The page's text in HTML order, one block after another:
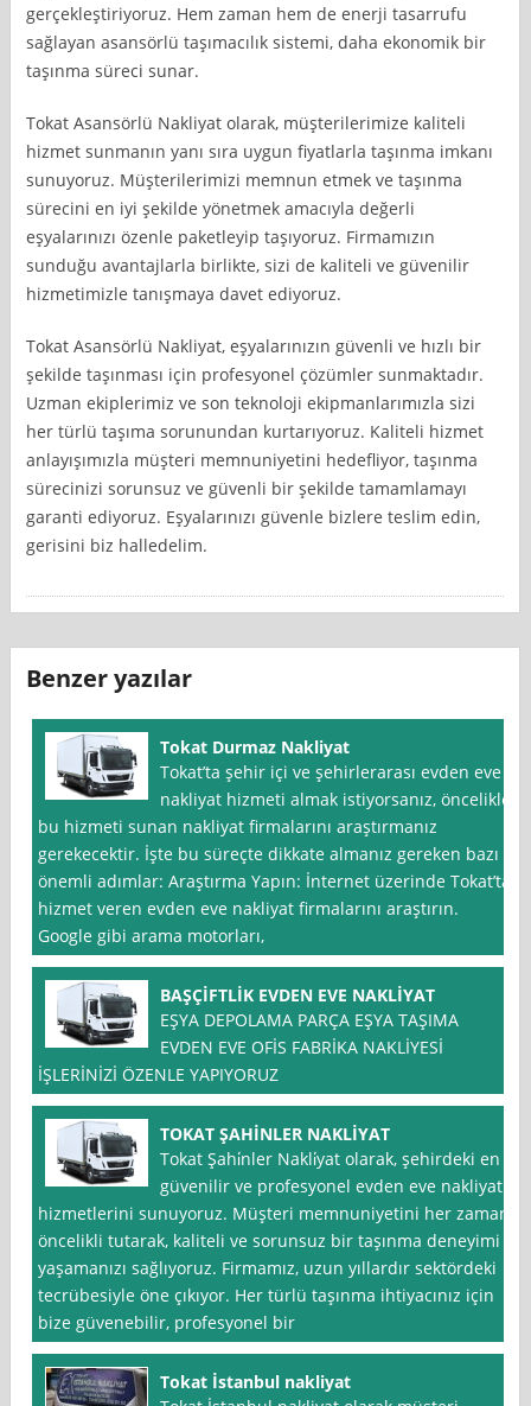
gerçekleştiriyoruz. Hem zaman hem de enerji tasarrufu
sağlayan asansörlü taşımacılık sistemi, daha ekonomik bir
taşınma süreci sunar.
Tokat Asansörlü Nakliyat olarak, müşterilerimize kaliteli
hizmet sunmanın yanı sıra uygun fiyatlarla taşınma imkanı
sunuyoruz. Müşterilerimizi memnun etmek ve taşınma
sürecini en iyi şekilde yönetmek amacıyla değerli
eşyalarınızı özenle paketleyip taşıyoruz. Firmamızın
sunduğu avantajlarla birlikte, sizi de kaliteli ve güvenilir
hizmetimizle tanışmaya davet ediyoruz.
Tokat Asansörlü Nakliyat, eşyalarınızın güvenli ve hızlı bir
şekilde taşınması için profesyonel çözümler sunmaktadır.
Uzman ekiplerimiz ve son teknoloji ekipmanlarımızla sizi
her türlü taşıma sorunundan kurtarıyoruz. Kaliteli hizmet
anlayışımızla müşteri memnuniyetini hedefliyor, taşınma
sürecinizi sorunsuz ve güvenli bir şekilde tamamlamayı
garanti ediyoruz. Eşyalarınızı güvenle bizlere teslim edin,
gerisini biz halledelim.
Benzer yazılar
Tokat Durmaz Nakliyat
Tokat’ta şehir içi ve şehirlerarası evden eve
nakliyat hizmeti almak istiyorsanız, öncelikle
bu hizmeti sunan nakliyat firmalarını araştırmanız
gerekecektir. İşte bu süreçte dikkate almanız gereken bazı
önemli adımlar: Araştırma Yapın: İnternet üzerinde Tokat’ta
hizmet veren evden eve nakliyat firmalarını araştırın.
Google gibi arama motorları,
BAŞÇİFTLİK EVDEN EVE NAKLİYAT
EŞYA DEPOLAMA PARÇA EŞYA TAŞIMA
EVDEN EVE OFİS FABRİKA NAKLİYESİ
İŞLERİNİZİ ÖZENLE YAPIYORUZ
TOKAT ŞAHİNLER NAKLİYAT
Tokat Şahi̇nler Nakli̇yat olarak, şehirdeki en
güvenilir ve profesyonel evden eve nakliyat
hizmetlerini sunuyoruz. Müşteri memnuniyetini her zaman
öncelikli tutarak, kaliteli ve sorunsuz bir taşınma deneyimi
yaşamanızı sağlıyoruz. Firmamız, uzun yıllardır sektördeki
tecrübesiyle öne çıkıyor. Her türlü taşınma ihtiyacınız için
bize güvenebilir, profesyonel bir
Tokat İstanbul nakliyat